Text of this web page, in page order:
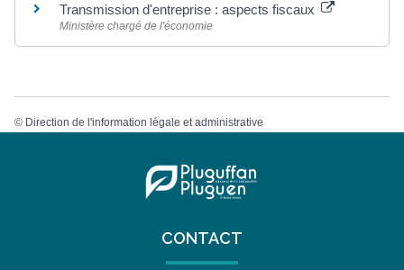
Transmission d'entreprise : aspects fiscaux
Ministère chargé de l'économie
© Direction de l'information légale et administrative
CONTACT